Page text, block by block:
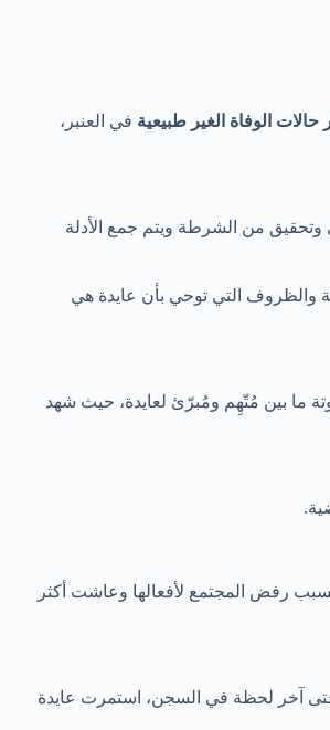
حالات الوفاة الغير طبيعية في العنبر،
من الشرطة ويتم جمع الأدلة
والظروف التي توحي بأن عايدة هي
ما بين مُتّهِم ومُبرّئ لعايدة، حيث شهد
رفض المجتمع لأفعالها وعاشت أكثر
آخر لحظة في السجن، استمرت عايدة